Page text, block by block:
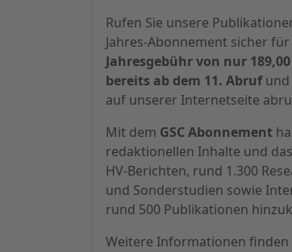
Rufen Sie unsere
Jahres-Abonnement sicher
Jahresgebühr von nur
bereits ab dem 11. Abrufund
auf unserer Internetseite
Mit dem GSC Abonnement
redaktionellen Inhalte und
HV-Berichten, rund 1.300
und Sonderstudien sowie
rund 500 Publikationen
Weitere Informationen finden